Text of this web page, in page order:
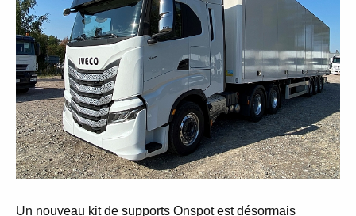
Un nouveau kit de supports Onspotest désormais